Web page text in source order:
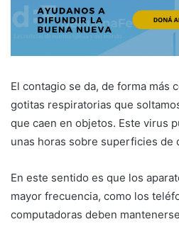
El contagio se da, de forma más
gotitas respiratorias que
que caen en objetos. Este virus
unas horas sobre superficies de
En este sentido es que los
mayor frecuencia, como los
computadoras deben